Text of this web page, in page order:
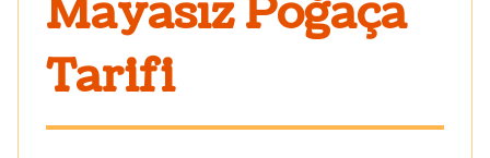
Mayasız Poğaça
Tarifi